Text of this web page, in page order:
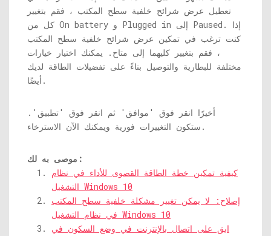
تعطيل عرض شرائح خلفية سطح المكتب ، فقم بتغيير
كل من On battery و Plugged in إلى Paused. إذا
كنت ترغب في تمكين عرض شرائح خلفية سطح المكتب
، فقم بتغيير كليهما إلى متاح. يمكنك اختيار خيارات
مختلفة للبطارية والتوصيل بناءً على تفضيلات الطاقة لديك
أيضًا.
أخيرًا انقر فوق 'موافق' ثم انقر فوق 'تطبيق'.
ستكون التغييرات فورية ويمكنك الآن الاسترخاء.
موصى به لك:
كيفية تمكين خطة الطاقة القصوى للأداء في نظام
التشغيل Windows 10
إصلاح: لا يمكن تغيير مشكلة خلفية سطح المكتب
في نظام التشغيل Windows 10
ابق على اتصال بالإنترنت في وضع السكون في